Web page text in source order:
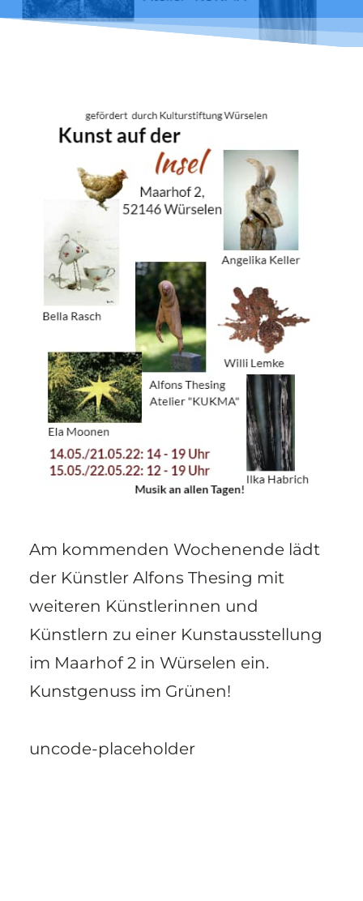
Am kommenden Wochenende lädt
der Künstler Alfons Thesing mit
weiteren Künstlerinnen und
Künstlern zu einer Kunstausstellung
im Maarhof 2 in Würselen ein.
Kunstgenuss im Grünen!
uncode-pla­ce­hol­der